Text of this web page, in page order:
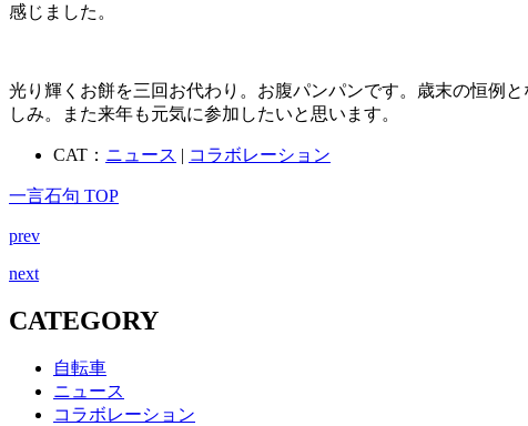
感じました。
光り輝くお餅を三回お代わり。お腹パンパンです。歳末の恒例
しみ。また来年も元気に参加したいと思います。
CAT： ニュース | コラボレーション
一言石句 TOP
prev
next
CATEGORY
自転車
ニュース
コラボレーション